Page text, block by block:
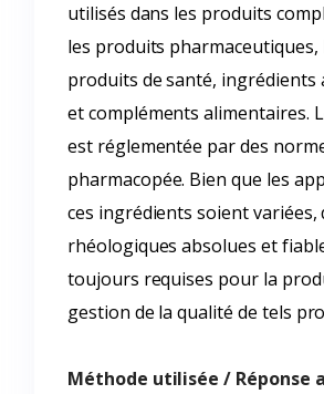
utilisés dans les produits
les produits pharmaceutiques,
produits de santé, ingrédients
et compléments alimentaires.
est réglementée par des
pharmacopée. Bien que les
ces ingrédients soient variées,
rhéologiques absolues et
toujours requises pour la
gestion de la qualité de tels
Méthode utilisée / Réponse